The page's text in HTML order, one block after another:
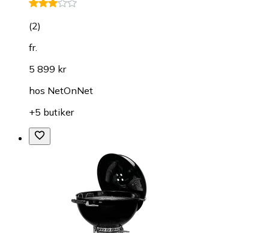
(2)
fr.
5 899 kr
hos NetOnNet
+5 butiker